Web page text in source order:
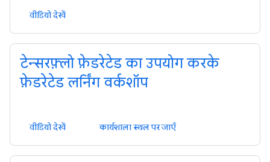
वीडियो देखें
टेन्सरफ़्लो फ़ेडरेटेड का उपयोग करके
फ़ेडरेटेड लर्निंग वर्कशॉप
वीडियो देखें कार्यशाला स्थल पर जाएँ